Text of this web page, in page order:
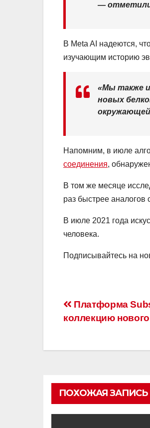
— отметили
В Meta AI надеются,
изучающим историю
«Мы также
новых
Напомним, в июле
соединения,
В том же месяце
раз быстрее аналогов
В июле 2021 года
человека.
Подписывайтесь на
Навигация
записям
Платформа
коллекцию нового
ПОХОЖАЯ ЗАПИСЬ